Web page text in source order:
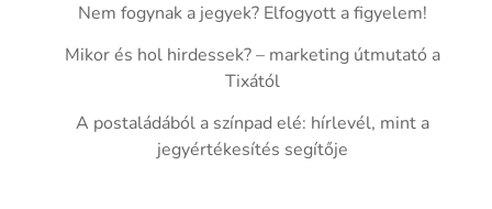
Nem fogynak a jegyek? Elfogyott a figyelem!
Mikor és hol hirdessek? – marketing útmutató a
Tixától
A postaládából a színpad elé: hírlevél, mint a
jegyértékesítés segítője